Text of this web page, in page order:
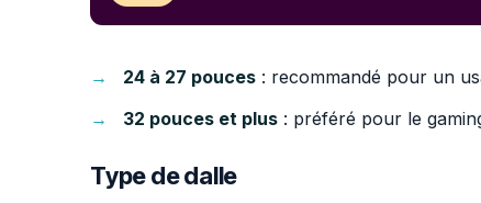
24 à 27 pouces : recommandé pour un
32 pouces et plus : préféré pour le
Type de dalle